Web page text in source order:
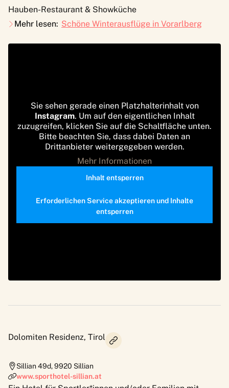
Hauben-Restaurant & Showküche
Mehr lesen: Schöne Winterausflüge in Vorarlberg
Sie sehen gerade einen Platzhalterinhalt von
Instagram. Um auf den eigentlichen Inhalt
zuzugreifen, klicken Sie auf die Schaltfläche unten.
Bitte beachten Sie, dass dabei Daten an
Drittanbieter weitergegeben werden.
Mehr Informationen
Inhalt entsperren
Erforderlichen Service akzeptieren und Inhalte
entsperren
Dolomiten Residenz, Tirol
Sillian 49d,9920 Sillian
www.sporthotel-sillian.at